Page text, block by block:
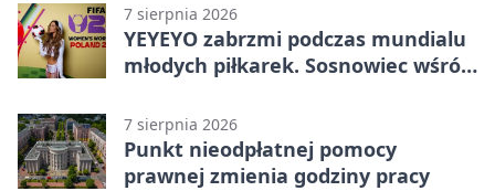
7 sierpnia 2026
YEYEYO zabrzmi podczas mundialu
młodych piłkarek. Sosnowiec wśród
7 sierpnia 2026
Punkt nieodpłatnej pomocy
prawnej zmienia godziny pracy